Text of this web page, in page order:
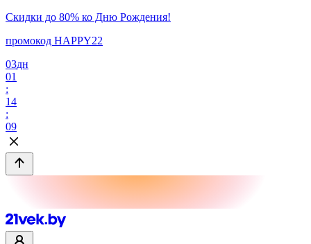
Скидки до 80% ко Дню Рождения!
промокод HAPPY22
03дн
01
:
14
:
09